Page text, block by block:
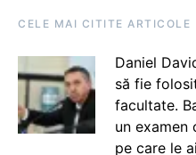
CELE MAI CITITE ARTICOLE
Daniel
să fie
facultate.
un
pe care le